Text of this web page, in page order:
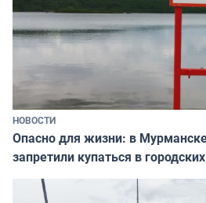
НОВОСТИ
Опасно для жизни: в
запретили купаться в